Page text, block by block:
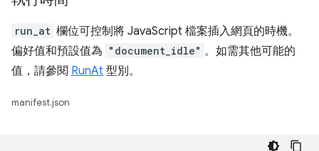
run_at 欄位可控制將 JavaScript 檔案插入網頁的時機。
偏好值和預設值為 "document_idle" 。如需其他可能的
值，請參閱 RunAt 型別。
manifest.json